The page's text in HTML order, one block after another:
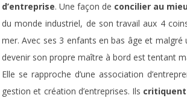
d’entreprise. Une façon de concilier au
du monde industriel, de son travail aux 4
mer. Avec ses 3 enfants en bas âge et
devenir son propre maître à bord est tentant
Elle se rapproche d’une association
gestion et création d’entreprises. Ils critiquent